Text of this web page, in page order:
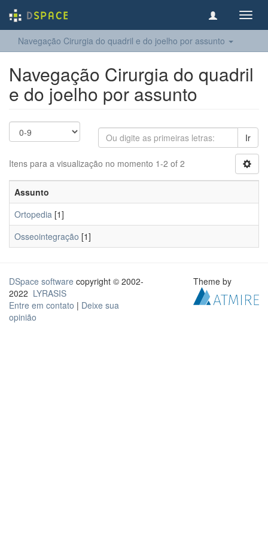
Navegação Cirurgia do quadril e do joelho​ por assunto
Navegação Cirurgia do quadril
e do joelho​ por assunto
Ir
Itens para a visualização no momento 1-2 of 2
Assunto
Ortopedia [1]
Osseointegração [1]
DSpace software copyright © 2002-
2022 LYRASIS
Entre em contato | Deixe sua
opinião
Theme by